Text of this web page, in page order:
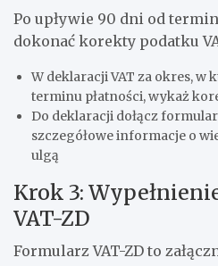
Po upływie 90 dni od
dokonać korekty podatku
W deklaracji VAT za okres, w
terminu płatności, wykaż
Do deklaracji dołącz
szczegółowe informacje o
ulgą
Krok 3:
VAT-ZD
Formularz VAT-ZD to